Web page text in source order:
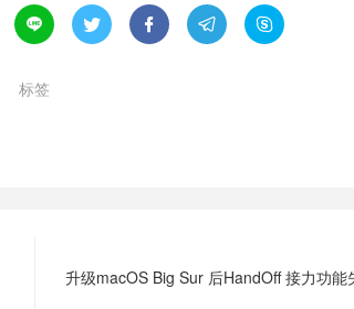
    
标签
升级macOS Big Sur 后HandOff 接力功能